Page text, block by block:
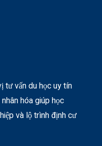
tư vấn du học uy tín
hóa giúp học
và lộ trình định cư